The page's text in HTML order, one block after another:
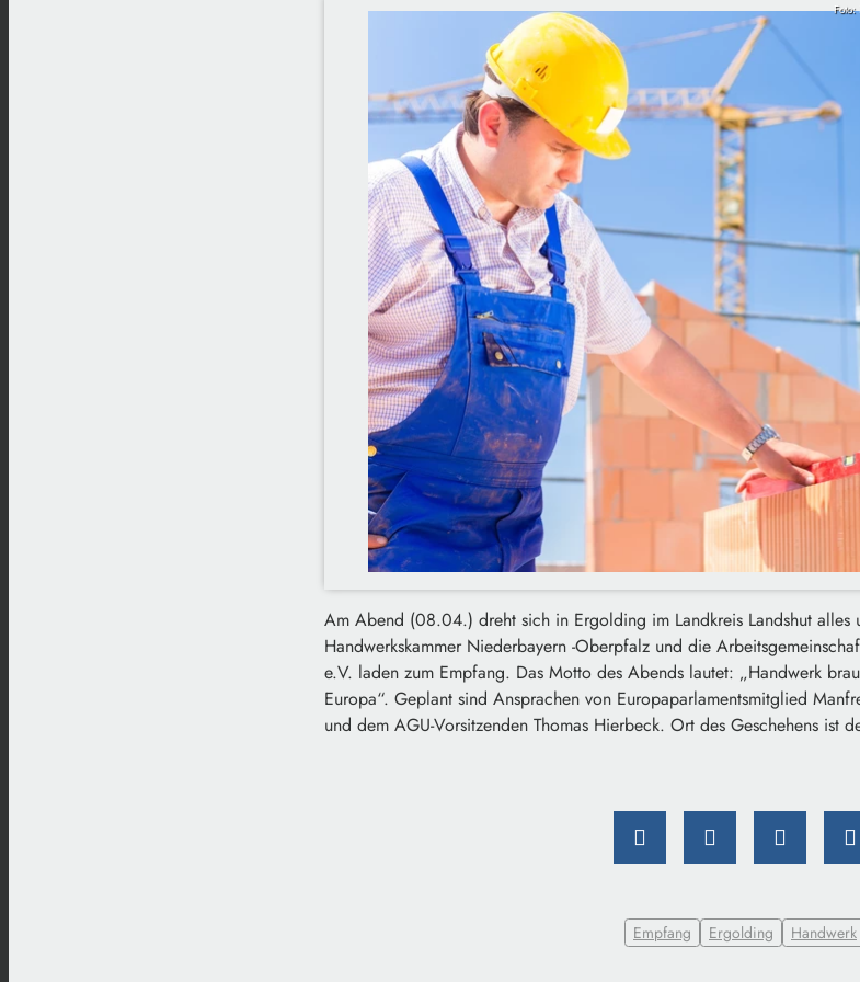
Foto:
Am Abend (08.04.) dreht sich in Ergolding im Landkreis Landshut alles
Handwerkskammer Niederbayern -Oberpfalz und die
e.V. laden zum Empfang. Das Motto des Abends lautet: „Handwerk
Europa“. Geplant sind Ansprachen von Europaparlamentsmitglied
und dem AGU-Vorsitzenden Thomas Hierbeck. Ort des Geschehens ist
Empfang Ergolding Handwerk